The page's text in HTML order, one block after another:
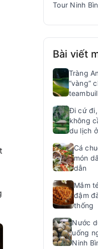
Tour Ninh
Bài viết
Tràng
“vàng”
Đi cứ
không
du lịch
Cá
món
dẫn
Mắm
đậm
thống
Nước
uống
Ninh